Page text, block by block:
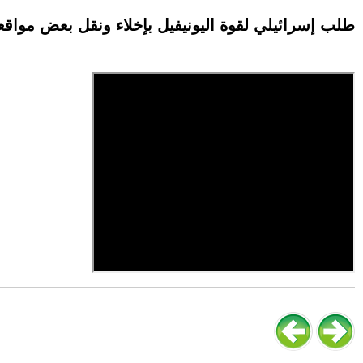
طلب إسرائيلي لقوة اليونيفيل بإخلاء ونقل بعض